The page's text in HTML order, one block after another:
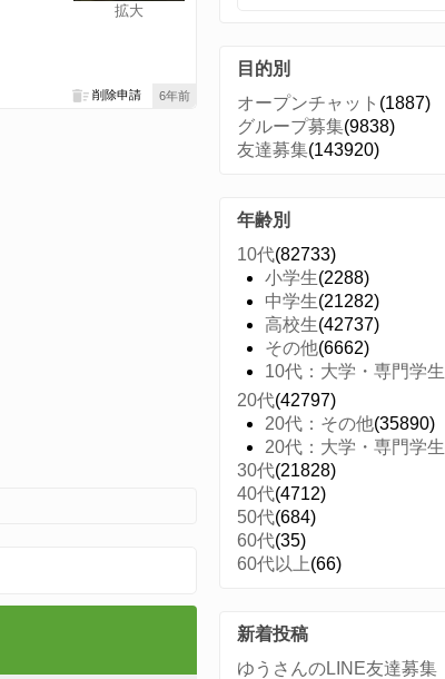
拡大
6年前
削除申請
目的別
オープンチャット (1887)
グループ募集(9838)
友達募集(143920)
年齢別
10代(82733)
小学生(2288)
中学生(21282)
高校生(42737)
その他(6662)
10代：大学・専門学生
20代(42797)
20代：その他(35890)
20代：大学・専門学生
30代(21828)
40代(4712)
50代(684)
60代(35)
60代以上(66)
新着投稿
ゆうさんのLINE友達募集